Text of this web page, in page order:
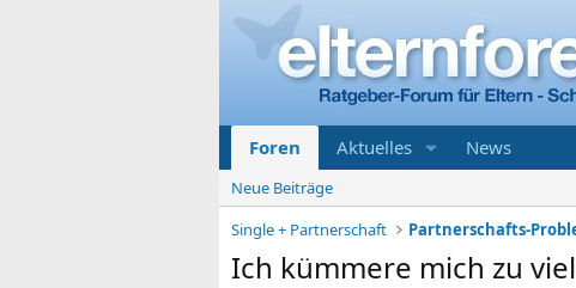
Foren Aktuelles News
Neue Beiträge
Single + Partnerschaft
Partnerschafts-
Ich kümmere mich zu